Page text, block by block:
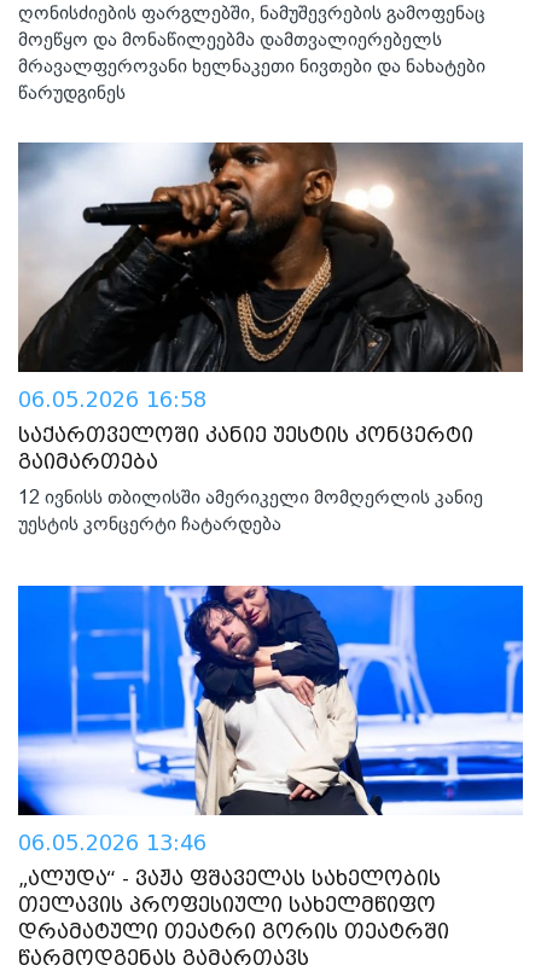
ღონისძიების ფარგლებში, ნამუშევრების გამოფენაც
მოეწყო და მონაწილეებმა დამთვალიერებელს
მრავალფეროვანი ხელნაკეთი ნივთები და ნახატები
წარუდგინეს
06.05.2026 16:58
საქართველოში კანიე უესტის კონცერტი
გაიმართება
12 ივნისს თბილისში ამერიკელი მომღერლის კანიე
უესტის კონცერტი ჩატარდება
06.05.2026 13:46
„ალუდა“ - ვაჟა ფშაველას სახელობის
თელავის პროფესიული სახელმწიფო
დრამატული თეატრი გორის თეატრში
წარმოდგენას გამართავს